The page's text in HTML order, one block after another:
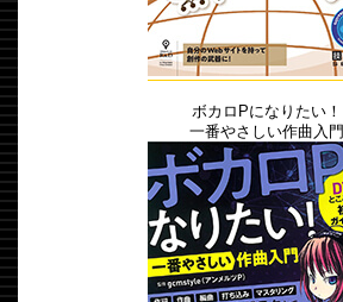
ボカロPになりたい！
一番やさしい作曲入門